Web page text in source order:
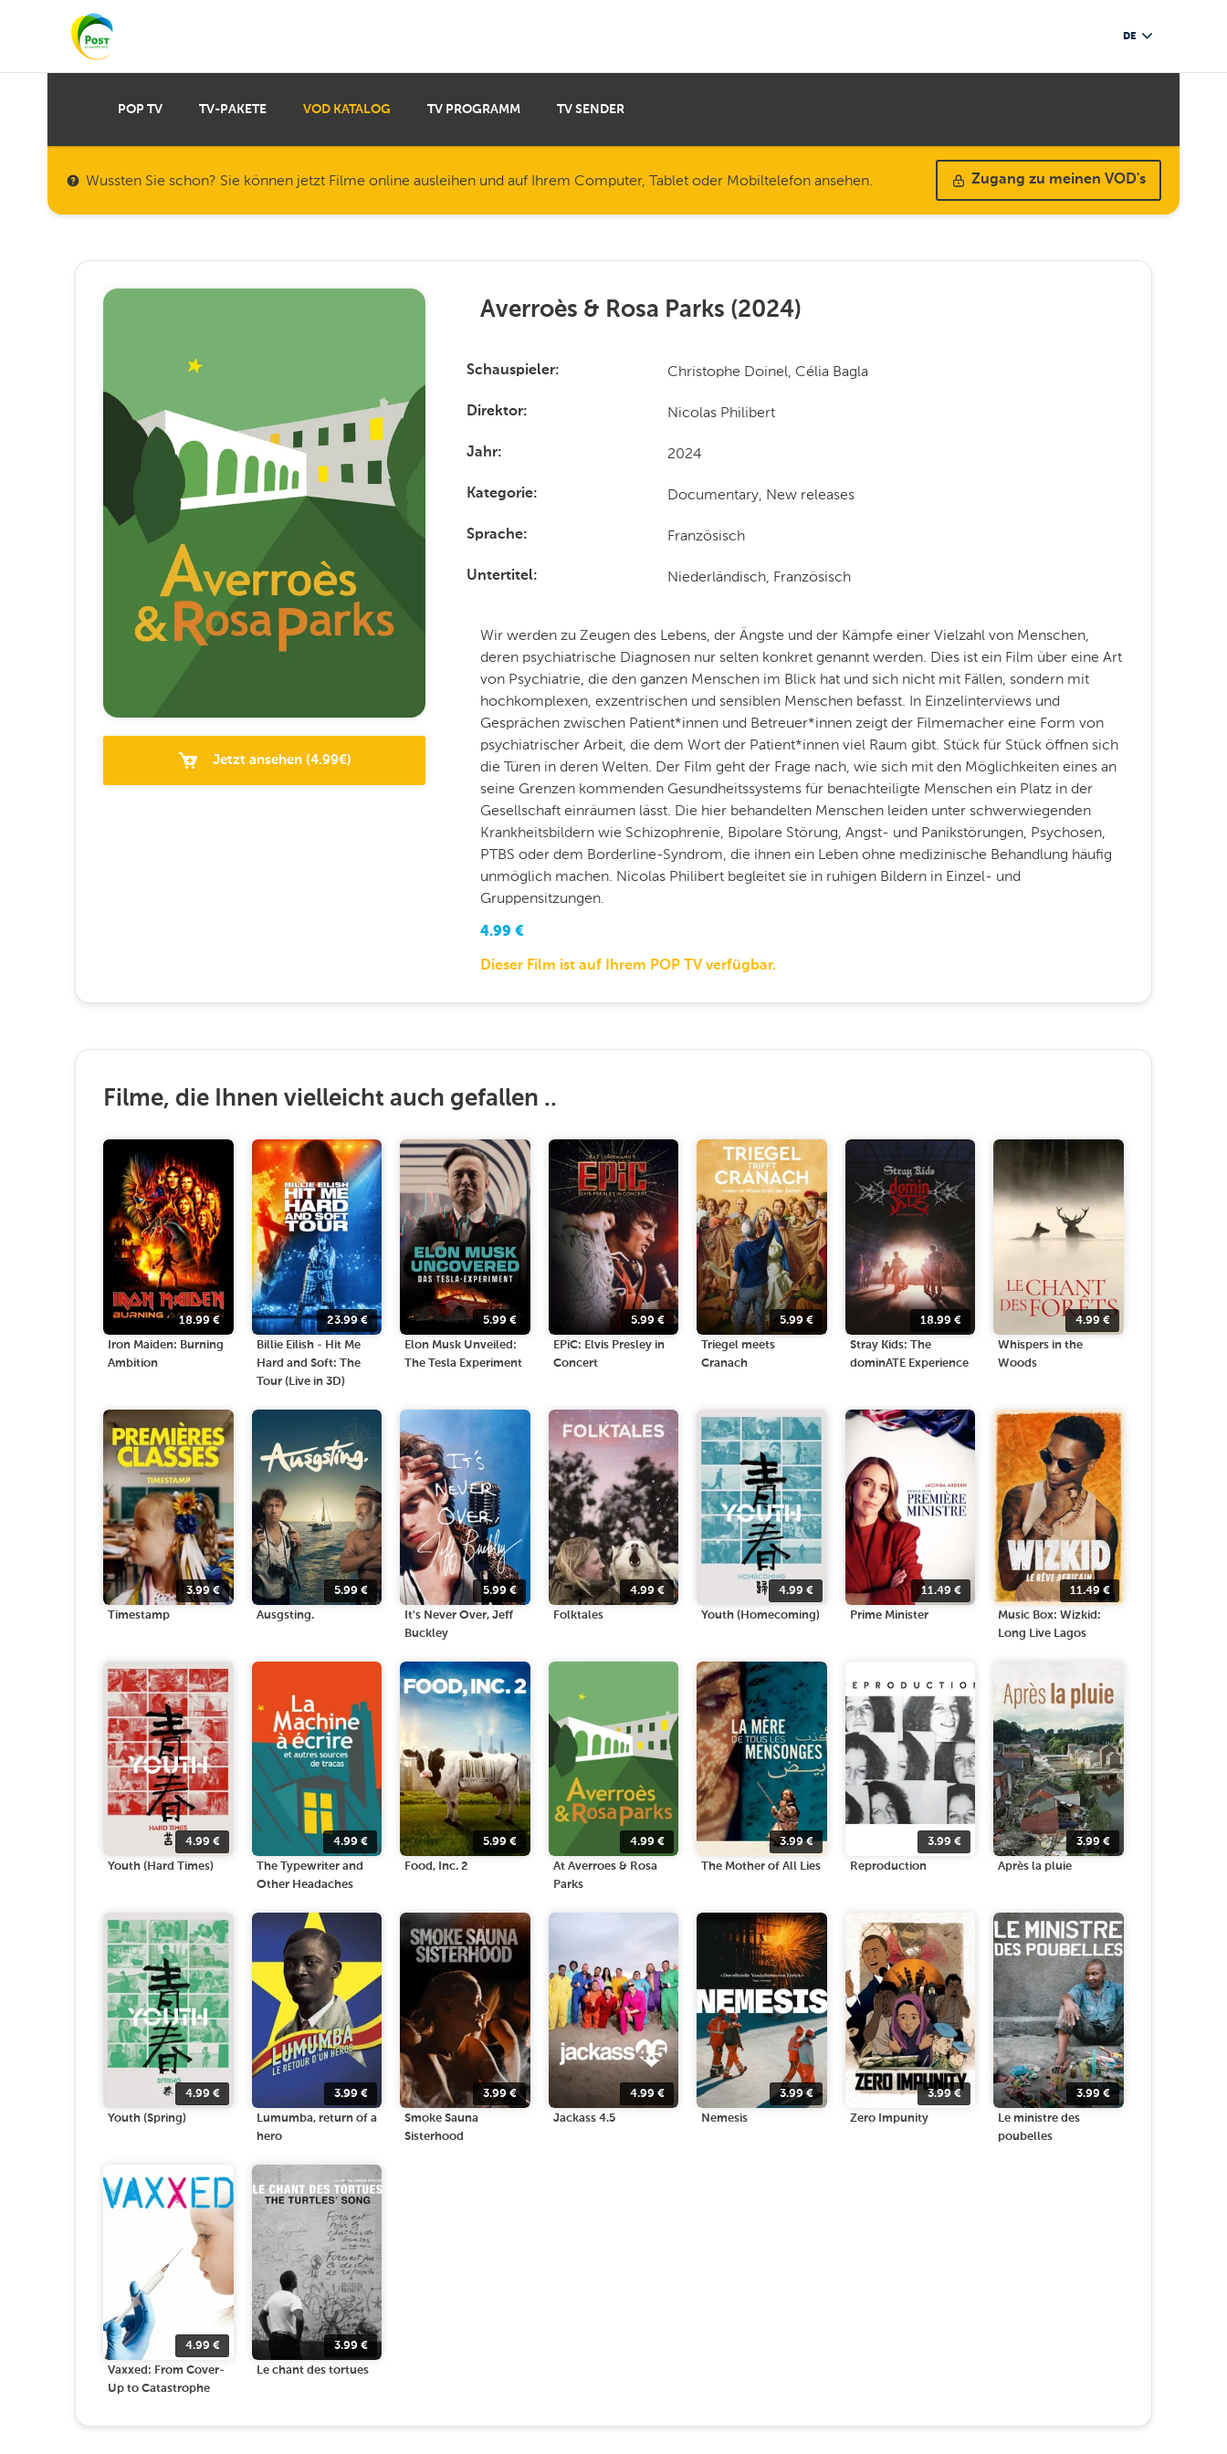
DE
POP TV TV-PAKETE VOD KATALOG TV PROGRAMM TV SENDER
Wussten Sie schon? Sie können jetzt Filme online ausleihen und auf Ihrem Computer, Tablet oder Mobiltelefon ansehen. Zugang zu meinen VOD's
Jetzt ansehen(4.99€)
Averroès & Rosa Parks (2024)
Schauspieler Christophe Doinel, Célia Bagla
Direktor Nicolas Philibert
Jahr 2024
Kategorie Documentary, New releases
Sprache Französisch
Untertitel Niederländisch, Französisch
Wir werden zu Zeugen des Lebens, der Ängste und der Kämpfe einer Vielzahl von Menschen,
deren psychiatrische Diagnosen nur selten konkret genannt werden. Dies ist ein Film über eine Art
von Psychiatrie, die den ganzen Menschen im Blick hat und sich nicht mit Fällen, sondern mit
hochkomplexen, exzentrischen und sensiblen Menschen befasst. In Einzelinterviews und
Gesprächen zwischen Patient*innen und Betreuer*innen zeigt der Filmemacher eine Form von
psychiatrischer Arbeit, die dem Wort der Patient*innen viel Raum gibt. Stück für Stück öffnen sich
die Türen in deren Welten. Der Film geht der Frage nach, wie sich mit den Möglichkeiten eines an
seine Grenzen kommenden Gesundheitssystems für benachteiligte Menschen ein Platz in der
Gesellschaft einräumen lässt. Die hier behandelten Menschen leiden unter schwerwiegenden
Krankheitsbildern wie Schizophrenie, Bipolare Störung, Angst- und Panikstörungen, Psychosen,
PTBS oder dem Borderline-Syndrom, die ihnen ein Leben ohne medizinische Behandlung häufig
unmöglich machen. Nicolas Philibert begleitet sie in ruhigen Bildern in Einzel- und
Gruppensitzungen.
4.99 €
Dieser Film ist auf Ihrem POP TV verfügbar.
Filme, die Ihnen vielleicht auch gefallen ..
18.99€
Iron Maiden: Burning
Ambition
23.99€
Billie Eilish - Hit Me
Hard and Soft: The
Tour (Live in 3D)
5.99€
Elon Musk Unveiled:
The Tesla Experiment
5.99 €
EPiC: Elvis Presley in
Concert
5.99€
Triegel meets
Cranach
18.99 €
Stray Kids: The
dominATE Experience
4.99€
Whispers in the
Woods
3.99€
Timestamp
5.99 €
Ausgsting.
5.99€
It's Never Over, Jeff
Buckley
4.99 €
Folktales
4.99€
Youth (Homecoming)
11.49 €
Prime Minister
11.49€
Music Box: Wizkid:
Long Live Lagos
4.99€
Youth (Hard Times)
4.99 €
The Typewriter and
Other Headaches
5.99€
Food, Inc. 2
4.99 €
At Averroes & Rosa
Parks
3.99€
The Mother of All Lies
3.99 €
Reproduction
3.99€
Après la pluie
4.99€
Youth (Spring)
3.99 €
Lumumba, return of a
hero
3.99€
Smoke Sauna
Sisterhood
4.99 €
Jackass 4.5
3.99€
Nemesis
3.99€
Zero Impunity
3.99€
Le ministre des
poubelles
4.99€
Vaxxed: From Cover-
Up to Catastrophe
3.99 €
Le chant des tortues